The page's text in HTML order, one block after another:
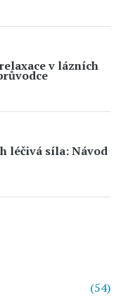
v lázních
léčivá síla: Návod
(54)